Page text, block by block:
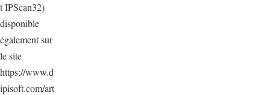
t IPScan32)
disponible
également sur
le site
https://www.d
ipisoft.com/art